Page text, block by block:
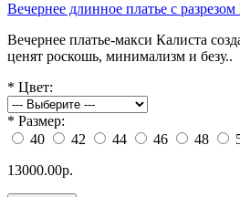
Вечернее длинное платье с
Вечернее платье-макси Калиста
ценят роскошь, минимализм и безу..
* Цвет:
* Размер:
40
42 44 46 48
13000.00р.